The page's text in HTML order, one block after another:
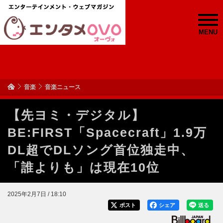
MENU
音楽 音楽ニュース
【先ヨミ・デジタル】
BE:FIRST「Spacecraft」1.9万
DL超でDLソング首位独走中、
「誰よりも」は現在10位
2025年2月7日 / 18:10
送る
シェア
ポスト